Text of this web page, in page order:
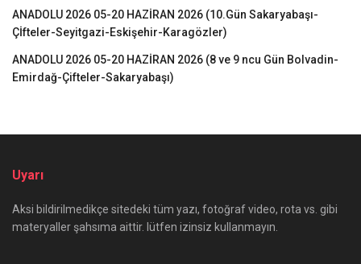
ANADOLU 2026 05-20 HAZİRAN 2026 (10.Gün Sakaryabaşı-
Çİfteler-Seyitgazi-Eskişehir-Karagözler)
ANADOLU 2026 05-20 HAZİRAN 2026 (8 ve 9 ncu Gün Bolvadin-
Emirdağ-Çifteler-Sakaryabaşı)
Uyarı
Aksi bildirilmedikçe sitedeki tüm yazı, fotoğraf video, rota vs. gibi
materyaller şahsıma aittir. lütfen izinsiz kullanmayın.